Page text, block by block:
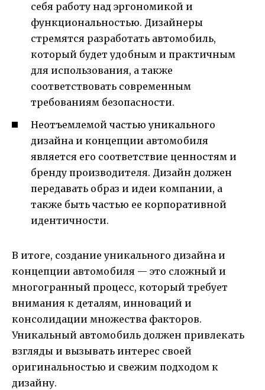
себя работу над эргономикой и
функциональностью. Дизайнеры
стремятся разработать автомобиль,
который будет удобным и практичным
для использования, а также
соответствовать современным
требованиям безопасности.
Неотъемлемой частью уникального
дизайна и концепции автомобиля
является его соответствие ценностям и
бренду производителя. Дизайн должен
передавать образ и идеи компании, а
также быть частью ее корпоративной
идентичности.
В итоге, создание уникального дизайна и
концепции автомобиля — это сложный и
многогранный процесс, который требует
внимания к деталям, инноваций и
консолидации множества факторов.
Уникальный автомобиль должен привлекать
взгляды и вызывать интерес своей
оригинальностью и свежим подходом к
дизайну.